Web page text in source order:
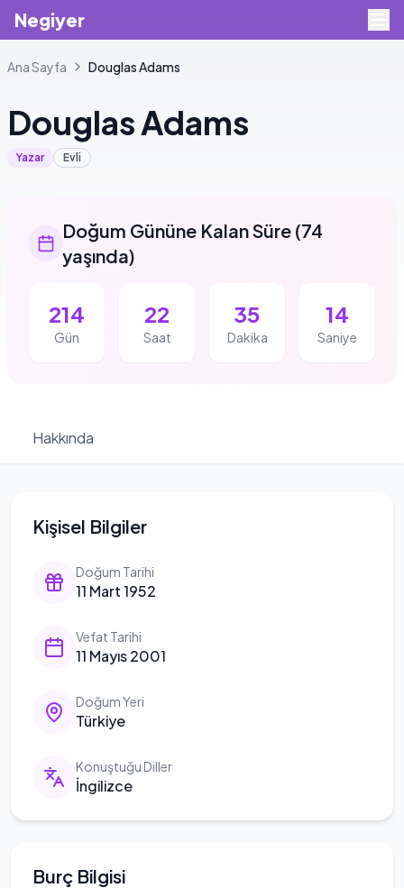
Negiyer
Ana Sayfa DouglasAdams
DouglasAdams
Yazar Evli
Doğum Gününe Kalan Süre (74
yaşında)
214
Gün
22
Saat
35
Dakika
14
Saniye
Hakkında
Kişisel Bilgiler
Doğum Tarihi
11 Mart 1952
Vefat Tarihi
11 Mayıs 2001
Doğum Yeri
Türkiye
Konuştuğu Diller
İngilizce
Burç Bilgisi